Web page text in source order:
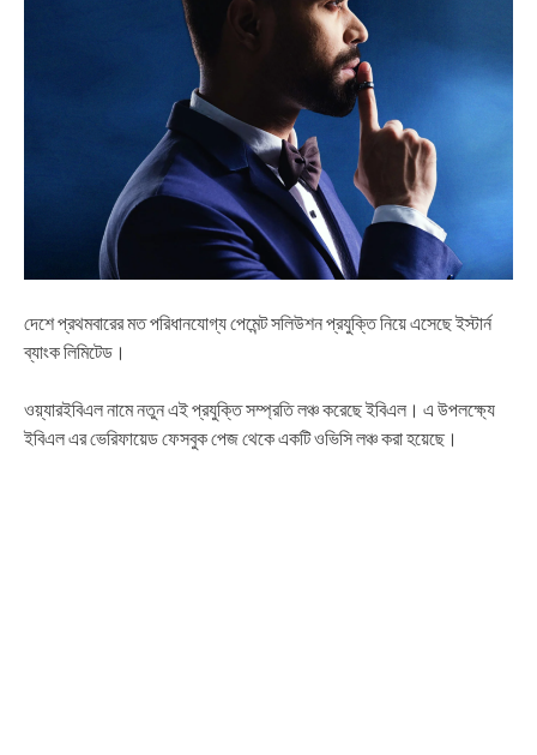
দেশে প্রথমবারের মত পরিধানযোগ্য পেমেন্ট সলিউশন প্রযুক্তি নিয়ে এসেছে ইস্টার্ন
ব্যাংক লিমিটেড।
ওয়্যারইবিএল নামে নতুন এই প্রযুক্তি সম্প্রতি লঞ্চ করেছে ইবিএল। এ উপলক্ষ্যে
ইবিএল এর ভেরিফায়েড ফেসবুক পেজ থেকে একটি ওভিসি লঞ্চ করা হয়েছে।